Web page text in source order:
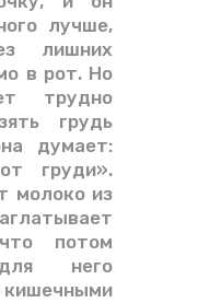
лучше,
лишних
в рот. Но
трудно
грудь
думает:
груди».
молоко из
потом
для него
кишечными